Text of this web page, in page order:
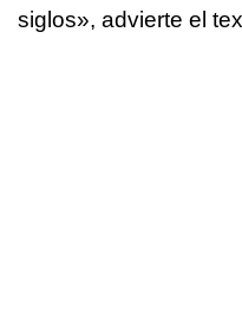
siglos», advierte el